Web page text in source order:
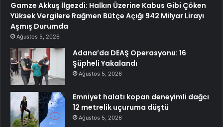
Gamze Akkuş İlgezdi: Halkın Üzerine Kabus Gibi Çöken
Yüksek Vergilere Rağmen Bütçe Açığı 942 Milyar Lirayı
Aşmış Durumda
Ağustos 5, 2026
Adana’da DEAŞ Operasyonu: 16
Şüpheli Yakalandı
Ağustos 5, 2026
Emniyet halatı kopan deneyimli dağcı
12 metrelik uçuruma düştü
Ağustos 5, 2026